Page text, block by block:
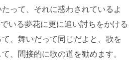
って、それに惑わされているよ
いる夢花に更に追い討ちをかける
、舞いだって同じだよと、歌を
、間接的に歌の道を勧めます。